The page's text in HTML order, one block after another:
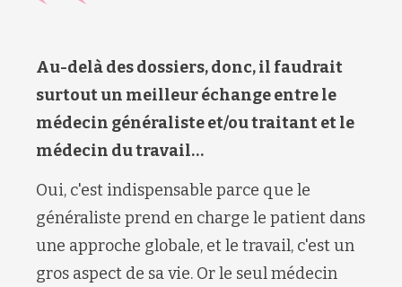
Au-delà des dossiers, donc, il faudrait
surtout un meilleur échange entre le
médecin généraliste et/ou traitant et le
médecin du travail…
Oui, c'est indispensable parce que le
généraliste prend en charge le patient dans
une approche globale, et le travail, c'est un
gros aspect de sa vie. Or le seul médecin